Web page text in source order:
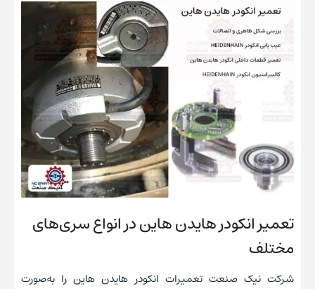
تعمیر انکودر هایدن هاین در انواع سری‌‌های
مختلف
شرکت نیک صنعت تعمیرات انکودر هایدن هاین را به‌صورت